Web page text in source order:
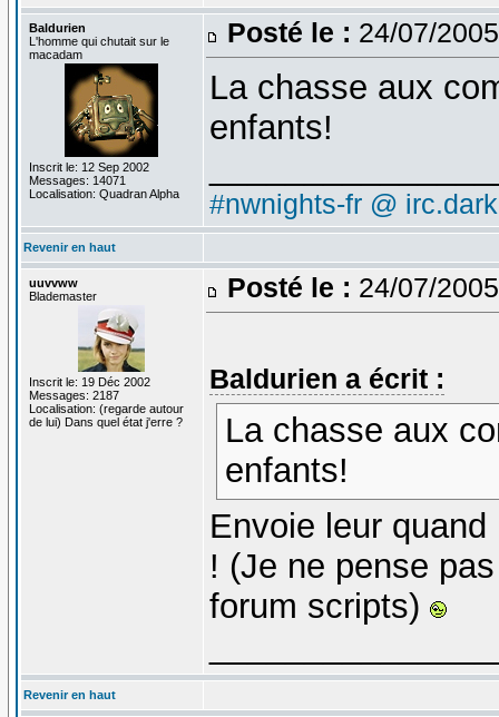
Baldurien
L'homme qui chutait sur le
macadam
Inscrit le: 12 Sep 2002
Messages: 14071
Localisation: Quadran Alpha
Posté le : 24/07/
La chasse aux
enfants!
#nwnights-fr @
Revenir en haut
uuvvww
Blademaster
Inscrit le: 19 Déc 2002
Messages: 2187
Localisation: (regarde autour
de lui) Dans quel état j'erre ?
Posté le : 24/07/
Baldurien a écrit :
La chasse aux
enfants!
Envoie leur
! (Je ne pense
forum scripts)
Revenir en haut